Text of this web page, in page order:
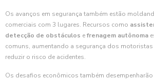
Os avanços em segurança também estão
comerciais com 3 lugares. Recursos como
detecção de obstáculos efrenagem autônoma
comuns, aumentando a segurança dos
reduzir o risco de acidentes.
Os desafios econômicos também